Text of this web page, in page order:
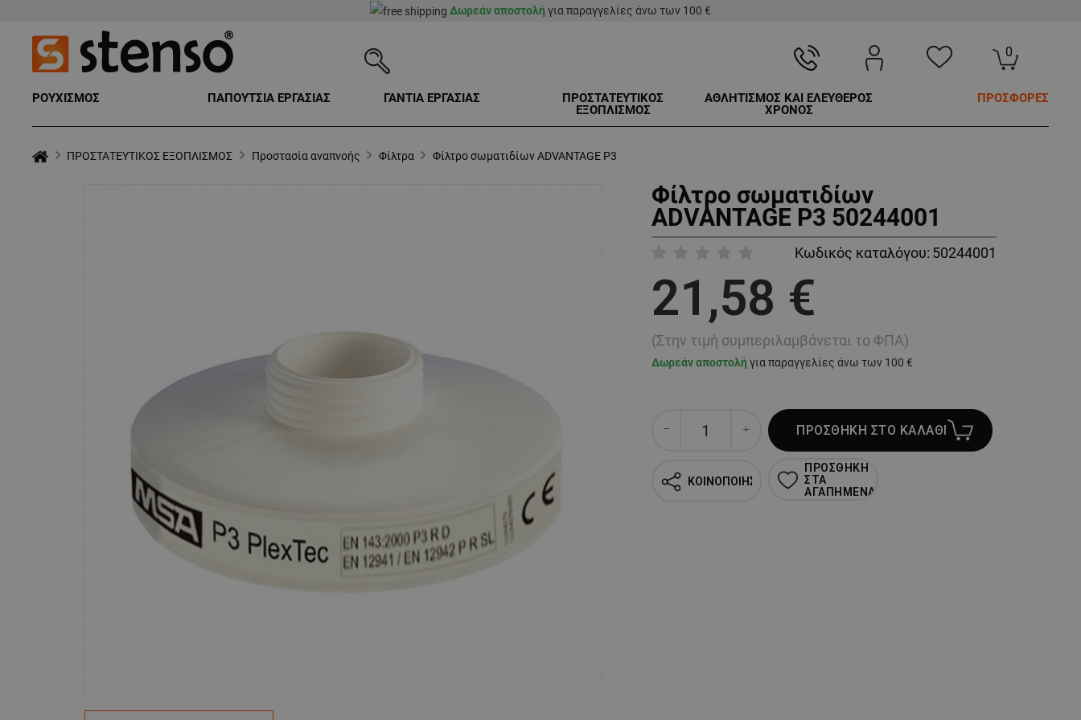
Δωρεάν αποστολή για παραγγελίες άνω των 100 €
0
ΡΟΥΧΙΣΜΟΣ ΠΑΠΟΥΤΣΙΑ ΕΡΓΑΣΙΑΣ ΓΑΝΤΙΑ ΕΡΓΑΣΙΑΣ
ΠΡΟΣΤΑΤΕΥΤΙΚΟΣ
ΕΞΟΠΛΙΣΜΟΣ
ΑΘΛΗΤΙΣΜΟΣ ΚΑΙ ΕΛΕΥΘΕΡΟΣ
ΧΡΟΝΟΣ
ΠΡΟΣΦΟΡΕΣ
ΠΡΟΣΤΑΤΕΥΤΙΚΟΣ ΕΞΟΠΛΙΣΜΟΣ Προστασία αναπνοής Φίλτρα Φίλτρο σωματιδίων ADVANTAGE P3
Φίλτρο σωματιδίων
ADVANTAGE P3 50244001
Κωδικός καταλόγου: 50244001
21,58 €
(Στην τιμή συμπεριλαμβάνεται το ΦΠΑ)
Δωρεάν αποστολή για παραγγελίες άνω των 100 €
ΠΡΟΣΘΗΚΗ ΣΤΟ ΚΑΛΑΘΙ
ΚΟΙΝΟΠΟΙΗΣΗ
ΠΡΟΣΘΗΚΗ
ΣΤΑ
ΑΓΑΠΗΜΕΝΑ